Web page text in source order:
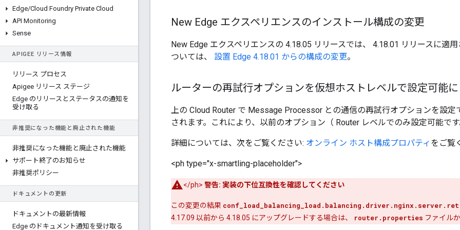
Edge/Cloud Foundry Private Cloud
API Monitoring
Sense
APIGEE リリース情報
リリース プロセス
Apigee リリース ステージ
Edge のリリースとステータスの通知を
受け取る
非推奨になった機能と廃止された機能
非推奨になった機能と廃止された機能
サポート終了のお知らせ
非推奨ポリシー
ドキュメントの更新
ドキュメントの最新情報
Edge のドキュメント通知を受け取る
New Edge エクスペリエンスのインストール構成の変更
New Edge エクスペリエンスの 4.18.05 リリースでは、 4.18.01 リリースに適
ついては、 設置 Edge 4.18.01 からの構成の変更。
ルーターの再試行オプションを仮想ホストレベルで設定可能に
上の Cloud Router で Message Processor との通信の再試行オプションを設
されます。これにより、以前のオプション（ Router レベルでのみ設定可能で
詳細については、次をご覧ください: オンライン ホスト構成プロパティ をご覧
<ph type="x-smartling-placeholder">
</ph> 警告: 実装の下位互換性を確認してください
この変更の結果
4.17.09 以前から 4.18.05 にアップグレードする場合は、
router.properties ファイル